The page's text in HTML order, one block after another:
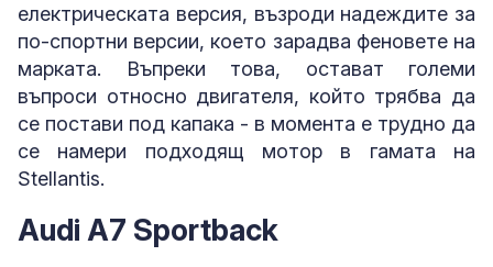
електрическата версия, възроди надеждите за
по-спортни версии, което зарадва феновете на
марката. Въпреки това, остават големи
въпроси относно двигателя, който трябва да
се постави под капака - в момента е трудно да
се намери подходящ мотор в гамата на
Stellantis.
Audi A7 Sportback